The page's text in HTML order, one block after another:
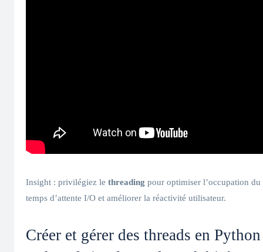
Insight : privilégiez le threading pour optimiser l’occupation du
temps d’attente I/O et améliorer la réactivité utilisateur.
Créer et gérer des threads en Python